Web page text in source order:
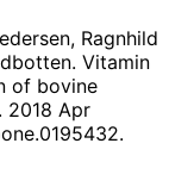
Ragnhild
Vitamin
of bovine
2018 Apr